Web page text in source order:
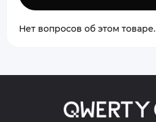
Нет вопросов об этом товаре.